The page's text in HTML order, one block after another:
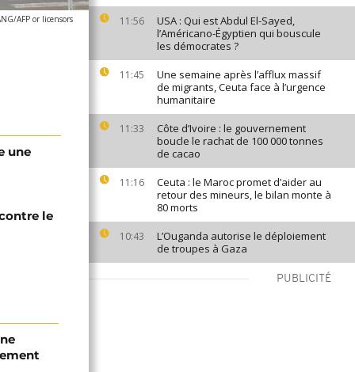
11:56
USA : Qui est Abdul El-Sayed,
l’Américano-Égyptien qui bouscule
les démocrates ?
11:45
Une semaine après l’afflux massif
de migrants, Ceuta face à l’urgence
humanitaire
11:33
Côte d’Ivoire : le gouvernement
boucle le rachat de 100 000 tonnes
de cacao
11:16
Ceuta : le Maroc promet d’aider au
retour des mineurs, le bilan monte à
80 morts
10:43
L’Ouganda autorise le déploiement
de troupes à Gaza
PUBLICITÉ
AFP or licensors
une
le